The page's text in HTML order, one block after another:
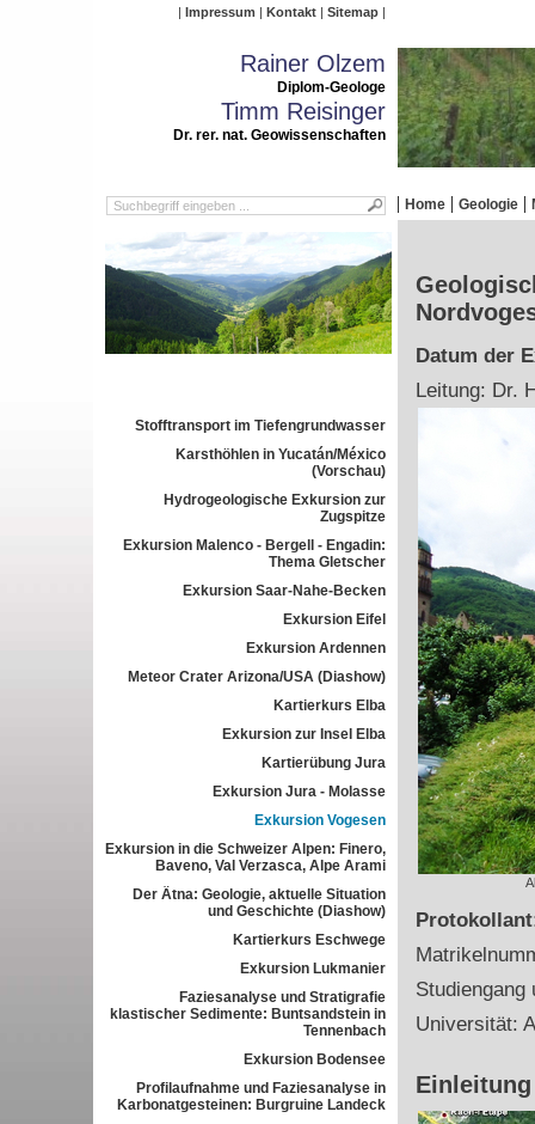
Impressum Kontakt Sitemap
Rainer Olzem
Diplom-Geologe
Timm Reisinger
Dr. rer. nat. Geowissenschaften
Home Geologie
Stofftransport im Tiefengrundwasser
Karsthöhlen in Yucatán/México
(Vorschau)
Hydrogeologische Exkursion zur
Zugspitze
Exkursion Malenco - Bergell - Engadin:
Thema Gletscher
Exkursion Saar-Nahe-Becken
Exkursion Eifel
Exkursion Ardennen
Meteor Crater Arizona/USA (Diashow)
Kartierkurs Elba
Exkursion zur Insel Elba
Kartierübung Jura
Exkursion Jura - Molasse
Exkursion Vogesen
Exkursion in die Schweizer Alpen: Finero,
Baveno, Val Verzasca, Alpe Arami
Der Ätna: Geologie, aktuelle Situation
und Geschichte (Diashow)
Kartierkurs Eschwege
Exkursion Lukmanier
Faziesanalyse und Stratigrafie
klastischer Sedimente: Buntsandstein in
Tennenbach
Exkursion Bodensee
Profilaufnahme und Faziesanalyse in
Karbonatgesteinen: Burgruine Landeck
Datum der
Leitung: Dr.
Universität:
Einleitung